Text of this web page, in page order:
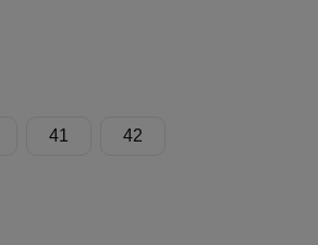
ist zurzeit nicht verfügbar.)
41 42